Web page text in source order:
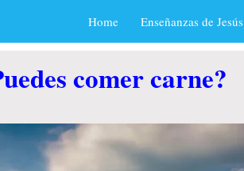
Home Enseñanzas de Jesús
comer carne?